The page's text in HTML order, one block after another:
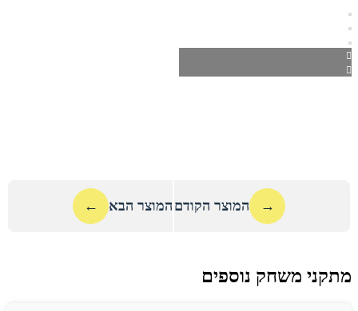
→ המוצר הקודם המוצר הבא ←
מתקני משחק נוספים